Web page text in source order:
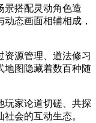
景搭配灵动角色造
态画面相辅相成，
资源管理、道法修习
地图隐藏着数百种随
玩家论道切磋、共探
会的互动生态。